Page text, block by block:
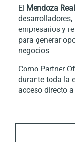
El Mendoza
desarrolladores,
empresarios y
para generar
negocios.
Como Partner
durante toda la
acceso directo